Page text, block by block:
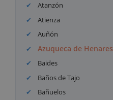
Atanzón
Atienza
Auñón
Azuqueca de Henares
Baides
Baños de Tajo
Bañuelos